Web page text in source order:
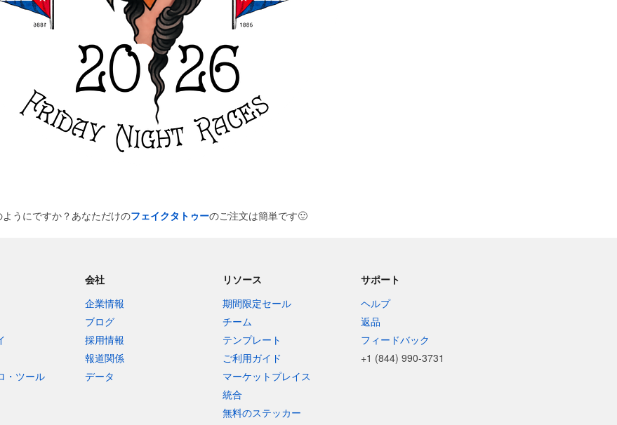
ようにですか？あなただけのフェイクタトゥーのご注文は簡単です🙂
・ツール
会社
企業情報
ブログ
採用情報
報道関係
データ
リソース
期間限定セール
チーム
テンプレート
ご利用ガイド
マーケットプレイス
統合
無料のステッカー
サポート
ヘルプ
返品
フィードバック
+1 (844) 990-3731